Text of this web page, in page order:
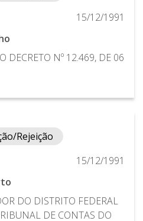
15/12/1991
DECRETO Nº 12.469, DE 06
Rejeição
15/12/1991
DO DISTRITO FEDERAL
DE CONTAS DO